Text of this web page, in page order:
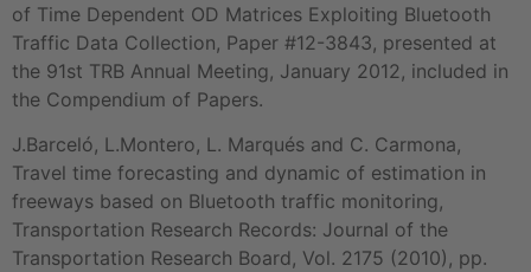
of Time Dependent OD Matrices Exploiting Bluetooth
Traffic Data Collection, Paper #12-3843, presented at
the 91st TRB Annual Meeting, January 2012, included in
the Compendium of Papers.
J.Barceló, L.Montero, L. Marqués and C. Carmona,
Travel time forecasting and dynamic of estimation in
freeways based on Bluetooth traffic monitoring,
Transportation Research Records: Journal of the
Transportation Research Board, Vol. 2175 (2010), pp.